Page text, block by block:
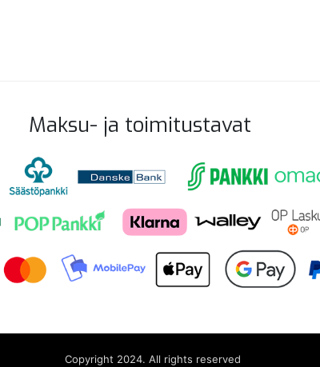
Maksu- ja toimitustavat
Copyright 2024. All rights reserved